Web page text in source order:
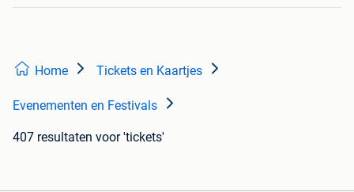
Home Tickets en Kaartjes
Evenementen en Festivals
407 resultaten voor 'tickets'